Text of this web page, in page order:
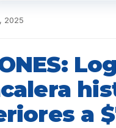
2025
a